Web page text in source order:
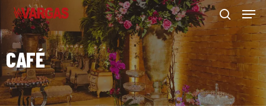
Skip
main
content
search
Menu
CAFÉ
Close
Filters
Menu